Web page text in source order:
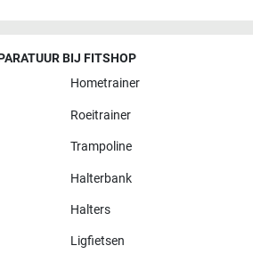
BIJ FITSHOP
Hometrainer
Roeitrainer
Trampoline
Halterbank
Halters
Ligfietsen